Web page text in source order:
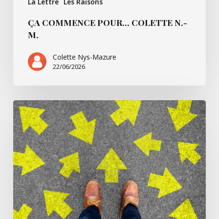
ÇA COMMENCE POUR… COLETTE N.-
M.
Colette Nys-Mazure
22/06/2026
Ça
commence
pour…
Simone
B.